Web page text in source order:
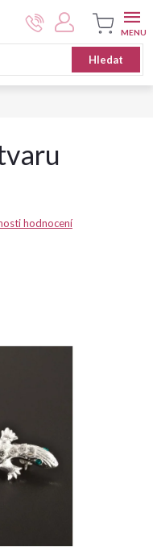
Hledat
Nákupní
košík
hodnocení